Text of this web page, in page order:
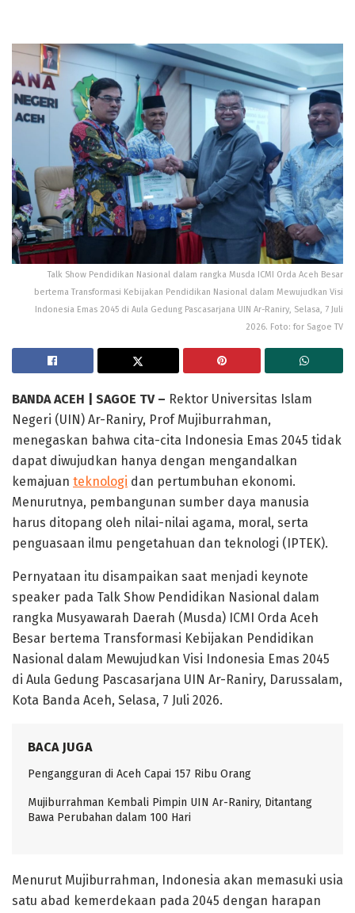
Talk Show Pendidikan Nasional dalam rangka Musda ICMI Orda Aceh Besar
bertema Transformasi Kebijakan Pendidikan Nasional dalam Mewujudkan Visi
Indonesia Emas 2045 di Aula Gedung Pascasarjana UIN Ar-Raniry, Selasa, 7 Juli
2026. Foto: for Sagoe TV
BANDA ACEH | SAGOE TV – Rektor Universitas Islam
Negeri (UIN) Ar-Raniry, Prof Mujiburrahman,
menegaskan bahwa cita-cita Indonesia Emas 2045 tidak
dapat diwujudkan hanya dengan mengandalkan
kemajuan teknologi dan pertumbuhan ekonomi.
Menurutnya, pembangunan sumber daya manusia
harus ditopang oleh nilai-nilai agama, moral, serta
penguasaan ilmu pengetahuan dan teknologi (IPTEK).
Pernyataan itu disampaikan saat menjadi keynote
speaker pada Talk Show Pendidikan Nasional dalam
rangka Musyawarah Daerah (Musda) ICMI Orda Aceh
Besar bertema Transformasi Kebijakan Pendidikan
Nasional dalam Mewujudkan Visi Indonesia Emas 2045
di Aula Gedung Pascasarjana UIN Ar-Raniry, Darussalam,
Kota Banda Aceh, Selasa, 7 Juli 2026.
BACA JUGA
Pengangguran di Aceh Capai 157 Ribu Orang
Mujiburrahman Kembali Pimpin UIN Ar-Raniry, Ditantang
Bawa Perubahan dalam 100 Hari
Menurut Mujiburrahman, Indonesia akan memasuki usia
satu abad kemerdekaan pada 2045 dengan harapan